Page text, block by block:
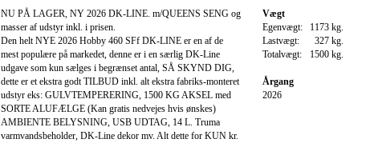
NU PÅ LAGER, NY 2026 DK-LINE. m/QUEENS SENG og
masser af udstyr inkl. i prisen.
Den helt NYE 2026 Hobby 460 SFf DK-LINE er en af de
mest populære på markedet, denne er i en særlig DK-Line
udgave som kun sælges i begrænset antal, SÅ SKYND DIG,
dette er et ekstra godt TILBUD inkl. alt ekstra fabriks-monteret
udstyr eks: GULVTEMPERERING, 1500 KG AKSEL med
SORTE ALUFÆLGE (Kan gratis nedvejes hvis ønskes)
AMBIENTE BELYSNING, USB UDTAG, 14 L. Truma
varmvandsbeholder, DK-Line dekor mv. Alt dette for KUN kr.
Vægt
Egenvægt: 1173 kg.
Lastvægt:
327 kg.
Totalvægt:
1500 kg.
Årgang
2026